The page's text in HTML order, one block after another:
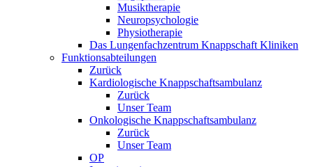
Musiktherapie
Neuropsychologie
Physiotherapie
Das Lungenfachzentrum Knappschaft Kliniken
Funktionsabteilungen
Zurück
Kardiologische Knappschaftsambulanz
Zurück
Unser Team
Onkologische Knappschaftsambulanz
Zurück
Unser Team
OP